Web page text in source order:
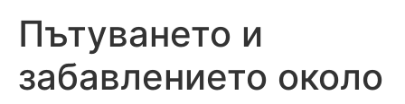
Пътуването и
забавлението около